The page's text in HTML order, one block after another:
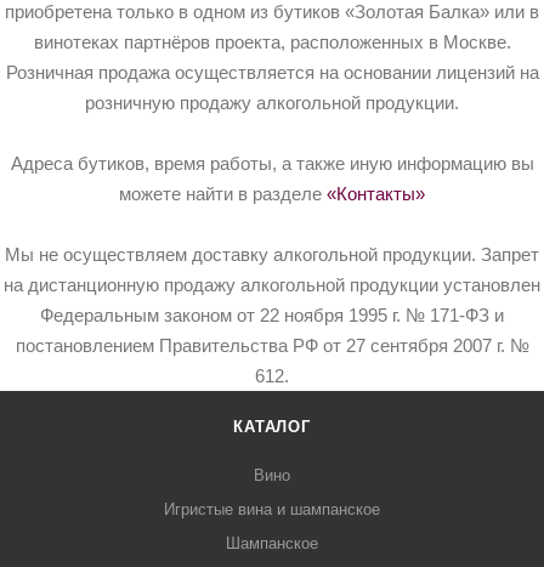
приобретена только в одном из бутиков «Золотая Балка» или в
винотеках партнёров проекта, расположенных в Москве.
Розничная продажа осуществляется на основании лицензий на
розничную продажу алкогольной продукции.
Адреса бутиков, время работы, а также иную информацию вы
можете найти в разделе «Контакты»
Мы не осуществляем доставку алкогольной продукции. Запрет
на дистанционную продажу алкогольной продукции установлен
Федеральным законом от 22 ноября 1995 г. № 171-ФЗ и
постановлением Правительства РФ от 27 сентября 2007 г. №
612.
КАТАЛОГ
Вино
Игристые вина и шампанское
Шампанское